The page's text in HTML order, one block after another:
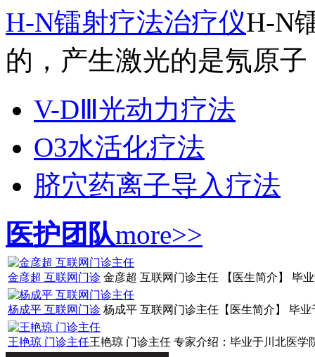
H-N镭射疗法治疗仪H-N
的，产生激光的是氖原子
V-DⅢ光动力疗法
O3水活化疗法
脐穴药离子导入疗法
医护团队more>>
金彦超 互联网门诊 金彦超 互联网门诊主任 【医生简介】 毕
杨成平 互联网门诊 杨成平 互联网门诊主任【医生简介】 毕
王艳琼 门诊主任王艳琼 门诊主任 专家介绍：毕业于川北医学